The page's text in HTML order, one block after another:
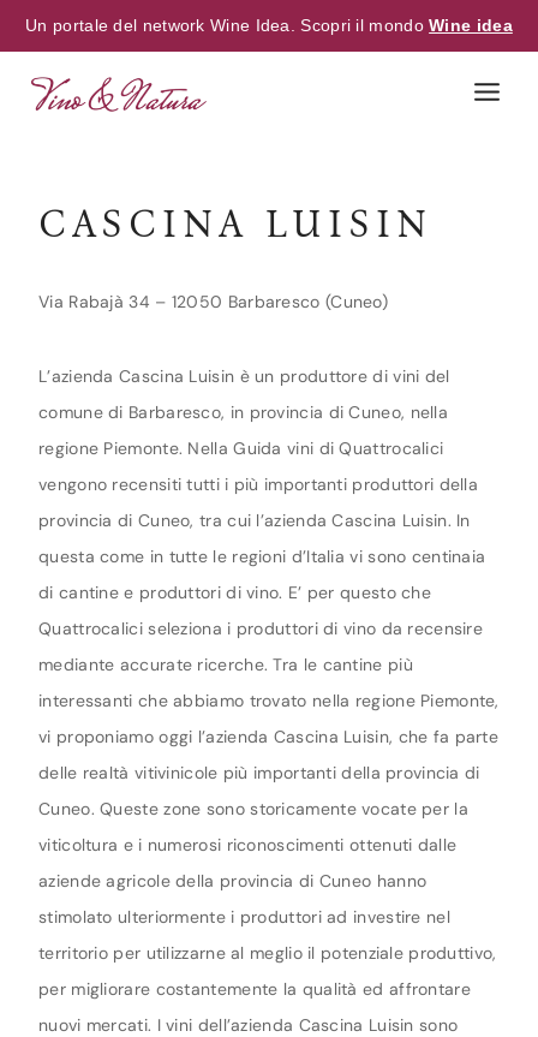
Un portale del network Wine Idea. Scopri il mondoWine idea
CASCINA LUISIN
Via Rabajà 34 – 12050 Barbaresco (Cuneo)
L’azienda Cascina Luisin è un produttore di vini del
comune di Barbaresco, in provincia di Cuneo, nella
regione Piemonte. Nella Guida vini di Quattrocalici
vengono recensiti tutti i più importanti produttori della
provincia di Cuneo, tra cui l’azienda Cascina Luisin. In
questa come in tutte le regioni d’Italia vi sono centinaia
di cantine e produttori di vino. E’ per questo che
Quattrocalici seleziona i produttori di vino da recensire
mediante accurate ricerche. Tra le cantine più
interessanti che abbiamo trovato nella regione Piemonte,
vi proponiamo oggi l’azienda Cascina Luisin, che fa parte
delle realtà vitivinicole più importanti della provincia di
Cuneo. Queste zone sono storicamente vocate per la
viticoltura e i numerosi riconoscimenti ottenuti dalle
aziende agricole della provincia di Cuneo hanno
stimolato ulteriormente i produttori ad investire nel
territorio per utilizzarne al meglio il potenziale produttivo,
per migliorare costantemente la qualità ed affrontare
nuovi mercati. I vini dell’azienda Cascina Luisin sono